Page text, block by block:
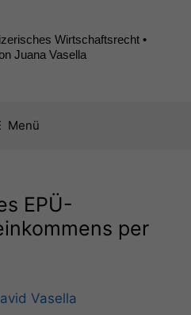
Wirtschaftsrecht •
Juana Vasella
Menü
EPÜ-
per
Vasella